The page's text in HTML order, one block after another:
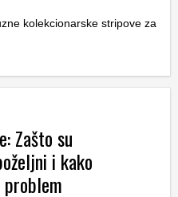
kolekcionarske stripove za
Zašto su
i kako